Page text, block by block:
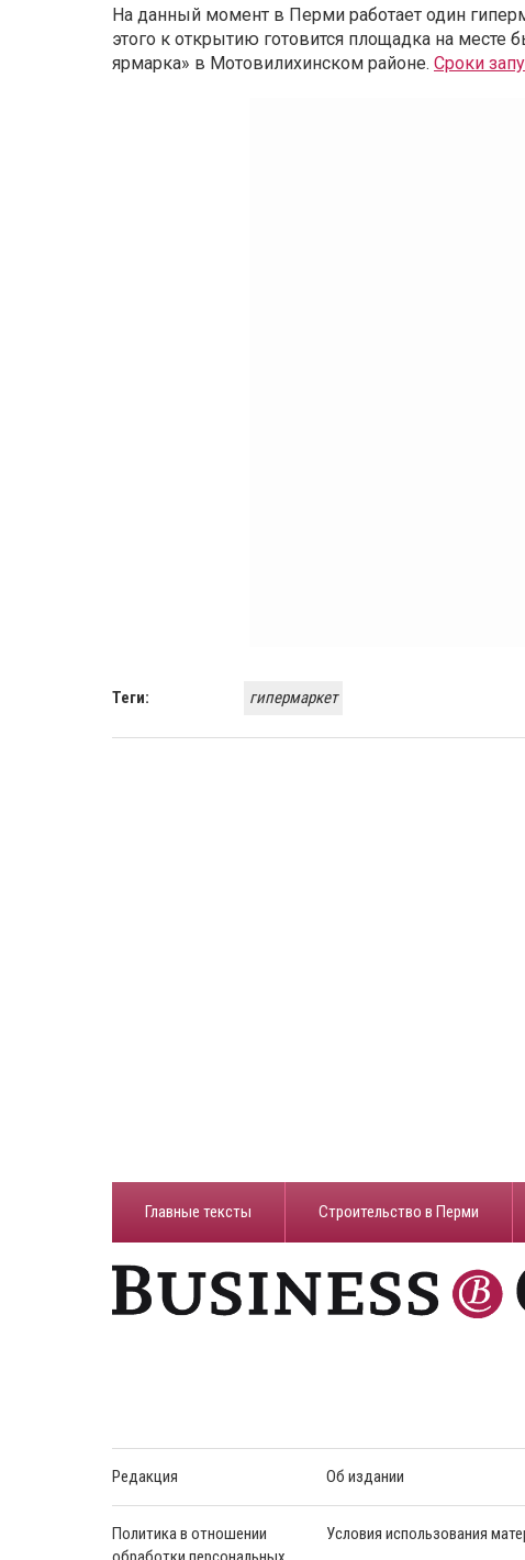
На данный момент в Перми работает один
этого к открытию готовится площадка на
ярмарка» в Мотовилихинском районе. Сроки
Теги: гипермаркет
Главные тексты Строительство в Перми
Редакция Об издании
Политика в отношении
Условия использования